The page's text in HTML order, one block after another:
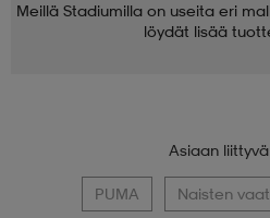
Meillä Stadiumilla on useita eri
löydät lisää
Asiaan
PUMA Naisten